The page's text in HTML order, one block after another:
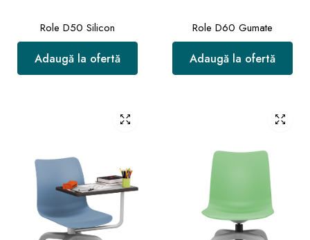
Role D50 Silicon
Adaugă la ofertă
Role D60 Gumate
Adaugă la ofertă